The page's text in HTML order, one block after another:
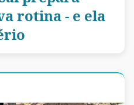
rotina - e ela